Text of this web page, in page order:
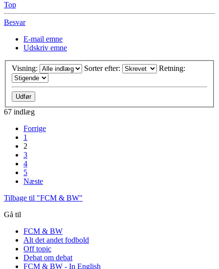
Top
Besvar
E-mail emne
Udskriv emne
Visning: Sorter efter: Retning:
67 indlæg
Forrige
1
2
3
4
5
Næste
Tilbage til "FCM & BW"
Gå til
FCM & BW
Alt det andet fodbold
Off topic
Debat om debat
FCM & BW - In English